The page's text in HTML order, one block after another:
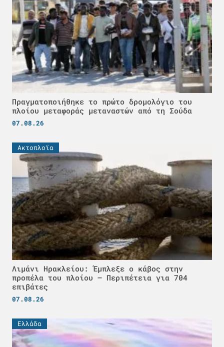
Πραγματοποιήθηκε το πρώτο δρομολόγιο του
πλοίου μεταφοράς μεταναστών από τη Σούδα
07.08.26
Ακτοπλοϊα
Λιμάνι Ηρακλείου: Έμπλεξε ο κάβος στην
προπέλα του πλοίου – Περιπέτεια για 704
επιβάτες
07.08.26
Ελλάδα